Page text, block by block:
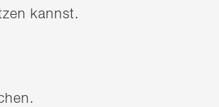
kannst.